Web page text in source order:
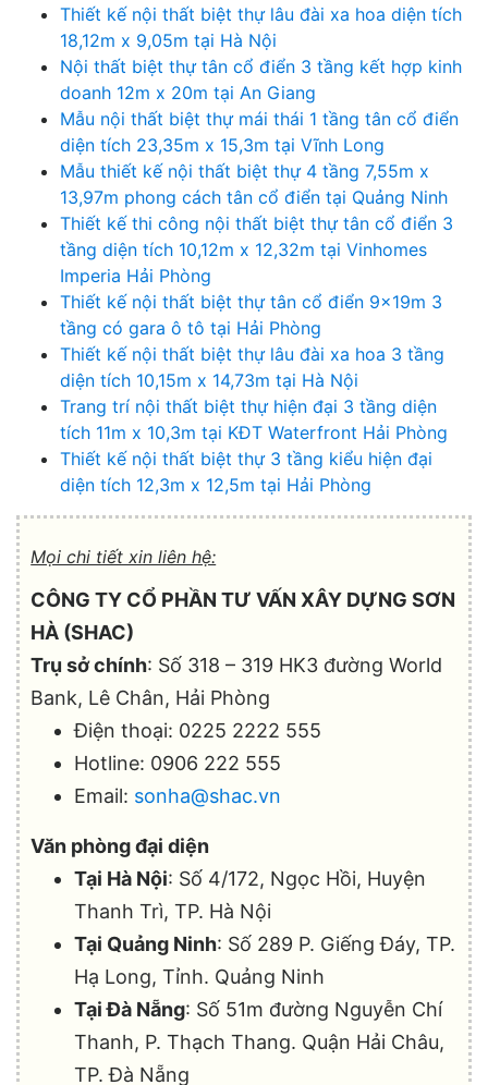
Thiết kế nội thất biệt thự lâu đài xa hoa diện tích
18,12m x 9,05m tại Hà Nội
Nội thất biệt thự tân cổ điển 3 tầng kết hợp kinh
doanh 12m x 20m tại An Giang
Mẫu nội thất biệt thự mái thái 1 tầng tân cổ điển
diện tích 23,35m x 15,3m tại Vĩnh Long
Mẫu thiết kế nội thất biệt thự 4 tầng 7,55m x
13,97m phong cách tân cổ điển tại Quảng Ninh
Thiết kế thi công nội thất biệt thự tân cổ điển 3
tầng diện tích 10,12m x 12,32m tại Vinhomes
Imperia Hải Phòng
Thiết kế nội thất biệt thự tân cổ điển 9x19m 3
tầng có gara ô tô tại Hải Phòng
Thiết kế nội thất biệt thự lâu đài xa hoa 3 tầng
diện tích 10,15m x 14,73m tại Hà Nội
Trang trí nội thất biệt thự hiện đại 3 tầng diện
tích 11m x 10,3m tại KĐT Waterfront Hải Phòng
Thiết kế nội thất biệt thự 3 tầng kiểu hiện đại
diện tích 12,3m x 12,5m tại Hải Phòng
Mọi chi tiết xin liên hệ:
CÔNG TY CỔ PHẦN TƯ VẤN XÂY DỰNG SƠN
HÀ (SHAC)
Trụ sở chính: Số 318 – 319 HK3 đường World
Bank, Lê Chân, Hải Phòng
Điện thoại: 0225 2222 555
Hotline: 0906 222 555
Email: sonha@shac.vn
Văn phòng đại diện
Tại Hà Nội: Số 4/172, Ngọc Hồi, Huyện
Thanh Trì, TP. Hà Nội
Tại Quảng Ninh: Số 289 P. Giếng Đáy, TP.
Hạ Long, Tỉnh. Quảng Ninh
Tại Đà Nẵng: Số 51m đường Nguyễn Chí
Thanh, P. Thạch Thang. Quận Hải Châu,
TP. Đà Nẵng